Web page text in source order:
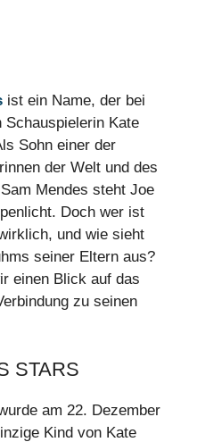
ist ein Name, der bei
Schauspielerin Kate
Sohn einer der
der Welt und des
Mendes steht Joe
Doch wer ist
und wie sieht
seiner Eltern aus?
einen Blick auf das
zu seinen
STARS
am 22. Dezember
Kind von Kate